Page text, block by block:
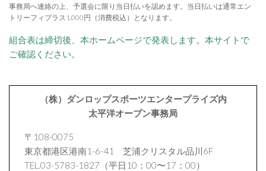
事務局へ連絡の上、予選会に限り当日払いを認めます。当日払いは通常エン
トリーフィプラス1,000円（消費税込）となります。
組合表は締切後、本ホームページで発表します。本サイトで
ご確認ください。
（株）ダンロップスポーツエンタープライズ内
太平洋オープン事務局
〒108-0075
東京都港区港南1-6-41 芝浦クリスタル品川6F
TEL.03-5783-1827（平日10：00〜17：00）